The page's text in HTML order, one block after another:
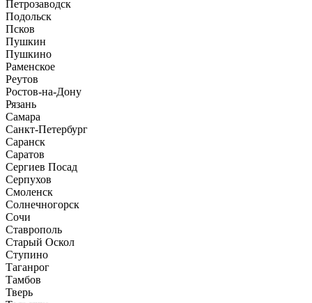
Петрозаводск
Подольск
Псков
Пушкин
Пушкино
Раменское
Реутов
Ростов-на-Дону
Рязань
Самара
Санкт-Петербург
Саранск
Саратов
Сергиев Посад
Серпухов
Смоленск
Солнечногорск
Сочи
Ставрополь
Старый Оскол
Ступино
Таганрог
Тамбов
Тверь